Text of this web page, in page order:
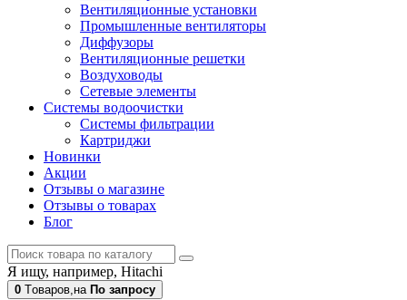
Вентиляционные установки
Промышленные вентиляторы
Диффузоры
Вентиляционные решетки
Воздуховоды
Сетевые элементы
Системы водоочистки
Системы фильтрации
Картриджи
Новинки
Акции
Отзывы о магазине
Отзывы о товарах
Блог
Я ищу, например, Hitachi
0 Tоваров,на По запросу